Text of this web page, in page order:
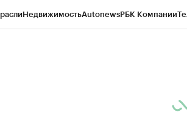
НедвижимостьAutonewsРБК Компании